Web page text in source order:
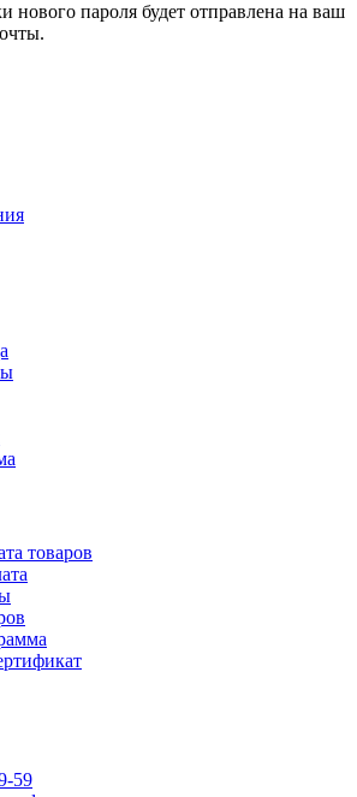
нового пароля будет отправлена ​​на ваш
товаров
59